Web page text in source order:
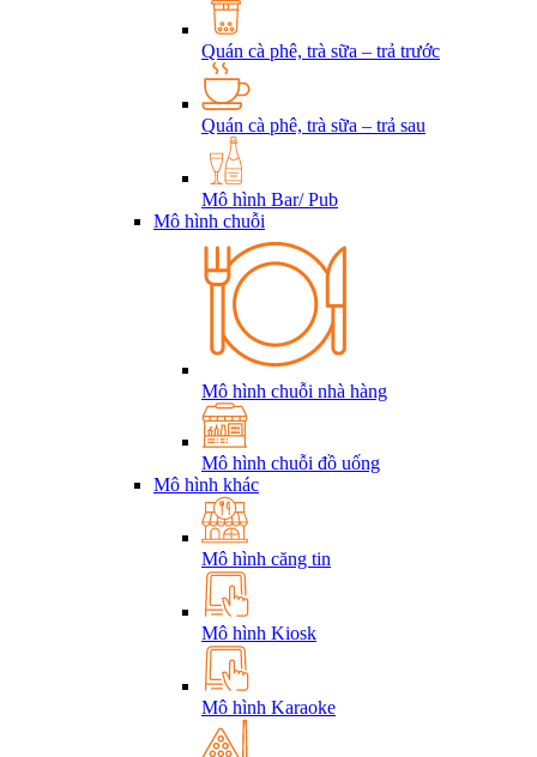
Quán cà phê, trà sữa – trả trước
Quán cà phê, trà sữa – trả sau
Mô hình Bar/ Pub
Mô hình chuỗi
Mô hình chuỗi nhà hàng
Mô hình chuỗi đồ uống
Mô hình khác
Mô hình căng tin
Mô hình Kiosk
Mô hình Karaoke